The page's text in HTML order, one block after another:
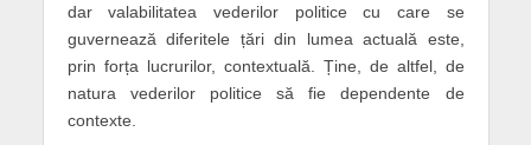
dar valabilitatea vederilor politice cu care se
guvernează diferitele țări din lumea actuală este,
prin forța lucrurilor, contextuală. Ține, de altfel, de
natura vederilor politice să fie dependente de
contexte.